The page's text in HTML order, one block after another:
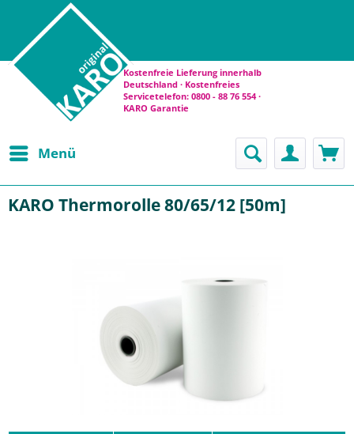
Kostenfreie Lieferung innerhalb
Deutschland · Kostenfreies
Servicetelefon: 0800 - 88 76 554 ·
KARO Garantie
Menü
KARO Thermorolle 80/65/12 [50m]